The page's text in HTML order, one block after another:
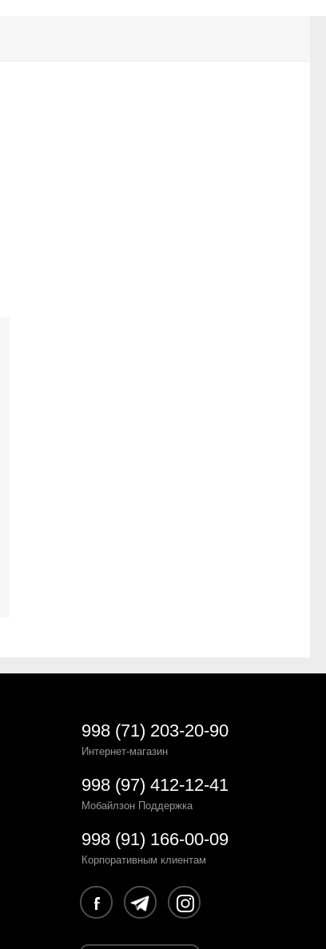
998 (71) 203-20-90
Интернет-магазин
998 (97) 412-12-41
Мобайлзон Поддержка
998 (91) 166-00-09
Корпоративным клиентам